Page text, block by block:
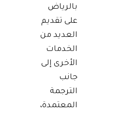
بالرياض
على تقديم
العديد من
الخدمات
الأخرى إلى
جانب
الترجمة
المعتمدة،